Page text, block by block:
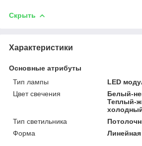
Скрыть
Характеристики
Основные атрибуты
Тип лампы
LED
Цвет свечения
Белый-
Теплый-
Тип светильника
Форма
Линейная